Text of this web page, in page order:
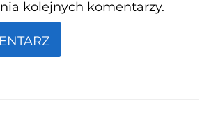
kolejnych komentarzy.